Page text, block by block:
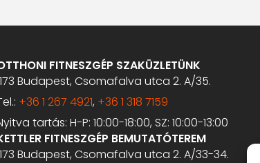
FITNESZGÉP SZAKÜZLETÜNK
Budapest, Csomafalva utca 2. A/35.
+36 1 267 4921, +36 1 318 7159
tartás: H-P: 10:00-18:00, SZ: 10:00-13:00
FITNESZGÉP BEMUTATÓTEREM
Budapest, Csomafalva utca 2. A/33-34.